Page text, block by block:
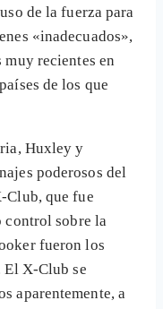
de la fuerza para
«inadecuados»,
recientes en
de los que
Huxley y
poderosos del
Club, que fue
control sobre la
fueron los
El X-Club se
aparentemente, a